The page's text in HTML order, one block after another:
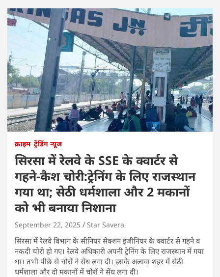
क्राइम ट्रेंडिंग न्यूज
सिरसा में रेलवे के SSE के क्वार्टर से
गहने-कैश चोरी:ट्रेनिंग के लिए राजस्थान
गया था; सेठी धर्मशाला और 2 मकानों
को भी बनाया निशाना
September 22, 2025 Star Savera
सिरसा में रेलवे विभाग के सीनियर सेक्शन इंजीनियर के क्वार्टर से गहने व
नकदी चोरी हो गए। रेलवे अधिकारी अपनी ट्रेनिंग के लिए राजस्थान में गया
था। तभी पीछे से चोरों ने सेंध लगा दी। इसके अलावा शहर में सेठी
धर्मशाला और दो मकानों में चोरों ने सेंध लगा दी।